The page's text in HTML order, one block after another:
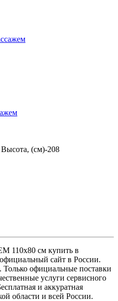
(см)-208
110x80 см купить в
сайт в России.
официальные поставки
услуги сервисного
и аккуратная
области и всей России.